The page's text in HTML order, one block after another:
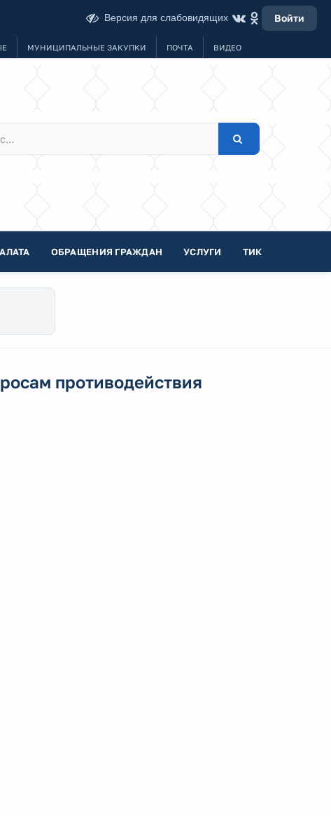
Версия для слабовидящих Войти
МУНИЦИПАЛЬНЫЕ ЗАКУПКИ ПОЧТА ВИДЕО
ОБРАЩЕНИЯ ГРАЖДАН УСЛУГИ ТИК
противодействия